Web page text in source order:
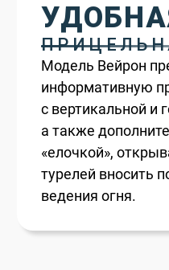
Модель Вейрон
информативную
с вертикальной и
а также
«елочкой»,
турелей вносить
ведения огня.